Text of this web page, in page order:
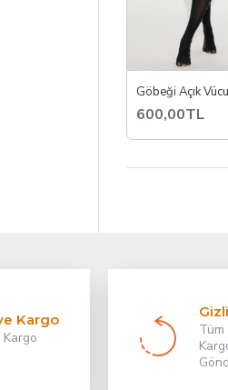
Göbeği Açık
600,00TL
Kargo